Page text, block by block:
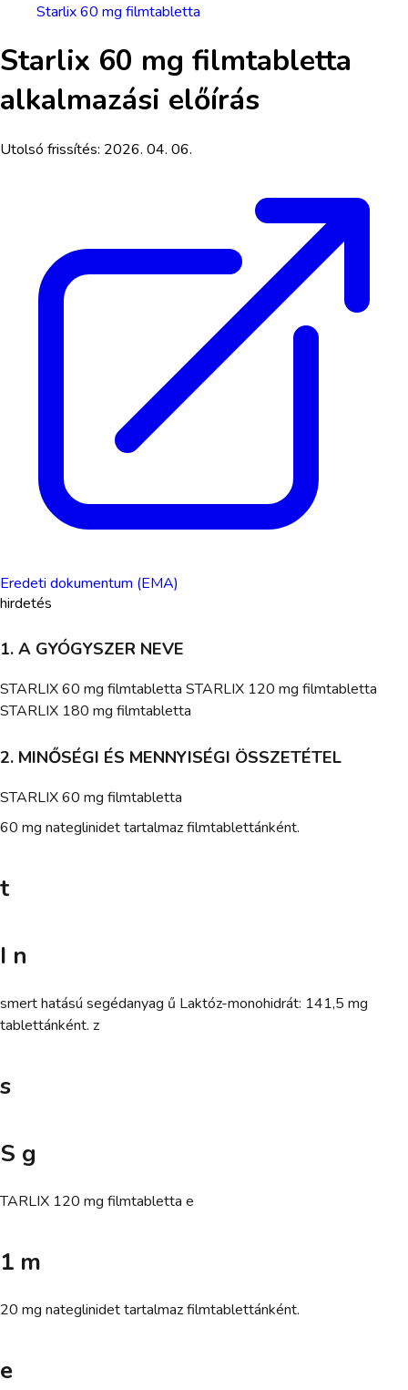
Starlix 60 mg filmtabletta
Starlix 60 mg filmtabletta
alkalmazási előírás
Utolsó frissítés: 2026. 04. 06.
Eredeti dokumentum (EMA)
hirdetés
1. A GYÓGYSZER NEVE
STARLIX 60 mg filmtabletta STARLIX 120 mg filmtabletta
STARLIX 180 mg filmtabletta
2. MINŐSÉGI ÉS MENNYISÉGI ÖSSZETÉTEL
STARLIX 60 mg filmtabletta
60 mg nateglinidet tartalmaz filmtablettánként.
t
I n
smert hatású segédanyag ű Laktóz-monohidrát: 141,5 mg
tablettánként. z
s
S g
TARLIX 120 mg filmtabletta e
1 m
20 mg nateglinidet tartalmaz filmtablettánként.
e